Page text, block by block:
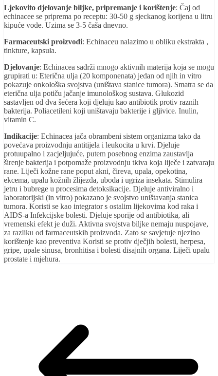
Ljekovito djelovanje biljke, pripremanje i korištenje: Čaj od
echinacee se priprema po receptu: 30-50 g sjeckanog korijena u litru
kipuće vode. Uzima se 3-5 čaša dnevno.
Farmaceutski proizvodi: Echinaceu nalazimo u obliku ekstrakta ,
tinkture, kapsula.
Djelovanje: Echinacea sadrži mnogo aktivnih materija koja se mogu
grupirati u: Eterična ulja (20 komponenata) jedan od njih in vitro
pokazuje onkološka svojstva (uništava stanice tumora). Smatra se da
eterična ulja potiču jačanje imunološkog sustava. Glukozid
sastavljen od dva šećera koji djeluju kao antibiotik protiv raznih
bakterija. Poliacetileni koji uništavaju bakterije i gljivice. Inulin,
vitamin C.
Indikacije: Echinacea jača obrambeni sistem organizma tako da
povećava proizvodnju antitijela i leukocita u krvi. Djeluje
protuupalno i zacjeljujuće, putem posebnog enzima zaustavlja
širenje bakterija i potpomaže proizvodnju tkiva koja liječe i zatvaraju
rane. Liječi kožne rane poput akni, čireva, upala, opekotina,
ekcema, upalu kožnih žlijezda, uboda i ugriza insekata. Stimulira
jetru i bubrege u procesima detoksikacije. Djeluje antiviralno i
laboratorijski (in vitro) pokazano je svojstvo uništavanja stanica
tumora. Koristi se kao integrator s ostalim lijekovima kod raka i
AIDS-a Infekcijske bolesti. Djeluje sporije od antibiotika, ali
vremenski efekt je duži. Aktivna svojstva biljke nemaju nuspojave,
za razliku od farmaceutskih proizvoda. Zato se savjetuje njezino
korištenje kao preventiva Koristi se protiv dječjih bolesti, herpesa,
gripe, upale sinusa, bronhitisa i bolesti disajnih organa. Liječi upalu
prostate i mjehura.